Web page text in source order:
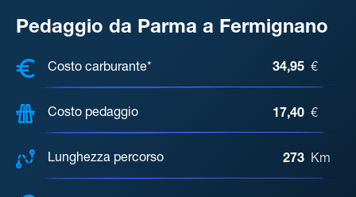
Pedaggio da Parma a Fermignano
COSTI, DISTANZA, TEMPO DI
Costo carburante* 34,95 €
Costo pedaggio 17,40 €
Lunghezza percorso 273 Km